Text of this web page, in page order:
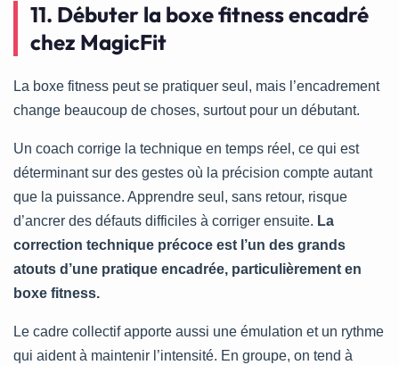
11. Débuter la boxe fitness encadré
chez MagicFit
La boxe fitness peut se pratiquer seul, mais l’encadrement
change beaucoup de choses, surtout pour un débutant.
Un coach corrige la technique en temps réel, ce qui est
déterminant sur des gestes où la précision compte autant
que la puissance. Apprendre seul, sans retour, risque
d’ancrer des défauts difficiles à corriger ensuite. La
correction technique précoce est l’un des grands
atouts d’une pratique encadrée, particulièrement en
boxe fitness.
Le cadre collectif apporte aussi une émulation et un rythme
qui aident à maintenir l’intensité. En groupe, on tend à